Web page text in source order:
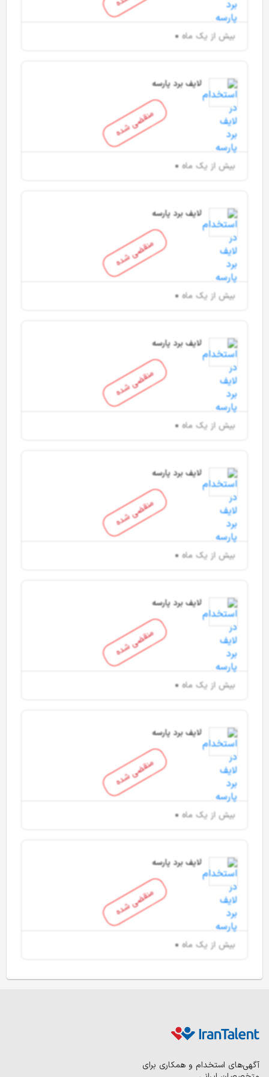
بیش از یک ماه
منقضی شده
لایف برد پارسه
بیش از یک ماه
منقضی شده
لایف برد پارسه
بیش از یک ماه
منقضی شده
لایف برد پارسه
بیش از یک ماه
منقضی شده
لایف برد پارسه
بیش از یک ماه
منقضی شده
لایف برد پارسه
بیش از یک ماه
منقضی شده
لایف برد پارسه
بیش از یک ماه
منقضی شده
لایف برد پارسه
بیش از یک ماه
آگهی‌های استخدام و همکاری برای